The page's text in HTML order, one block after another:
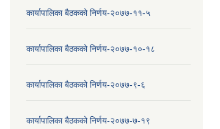
कार्यापालिका बैठकको निर्णय-२०७७-११-५
कार्यापालिका बैठकको निर्णय-२०७७-१०-१८
कार्यापालिका बैठकको निर्णय-२०७७-९-६
कार्यापालिका बैठकको निर्णय-२०७७-७-१९